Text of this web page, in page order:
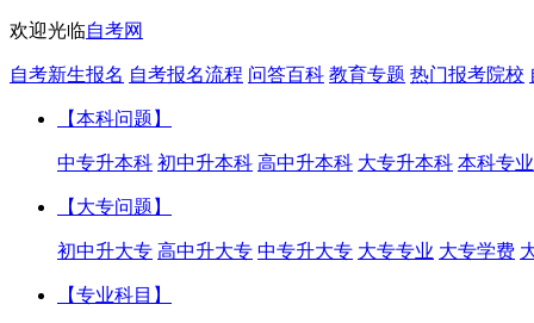
欢迎光临自考网
自考新生报名 自考报名流程 问答百科 教育专题 热门报考院校
【本科问题】
中专升本科 初中升本科 高中升本科 大专升本科 本科专业
【大专问题】
初中升大专 高中升大专 中专升大专 大专专业 大专学费
【专业科目】